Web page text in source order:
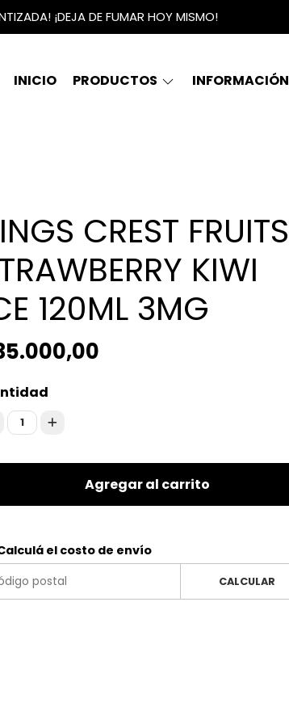
¡DEJA DE FUMAR HOY MISMO!
INICIO PRODUCTOS INFORMACIÓN
CREST FRUITS
KIWI
120ML 3MG
1
Agregar al carrito
el costo de envío
CALCULAR